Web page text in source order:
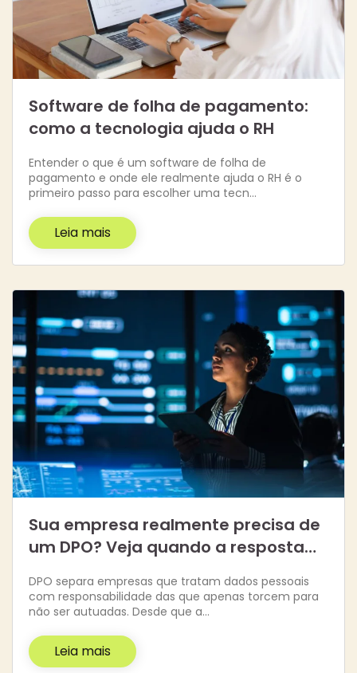
Software de folha de pagamento:
como a tecnologia ajuda o RH
Entender o que é um software de folha de
pagamento e onde ele realmente ajuda o RH é o
primeiro passo para escolher uma tecn…
Leia mais
Sua empresa realmente precisa de
um DPO? Veja quando a resposta…
DPO separa empresas que tratam dados pessoais
com responsabilidade das que apenas torcem para
não ser autuadas. Desde que a…
Leia mais